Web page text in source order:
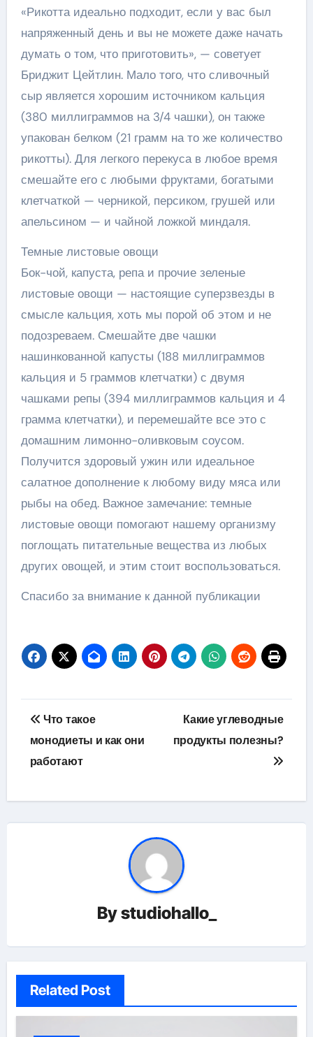
«Рикотта идеально подходит, если у вас был
напряженный день и вы не можете даже начать
думать о том, что приготовить», — советует
Бриджит Цейтлин. Мало того, что сливочный
сыр является хорошим источником кальция
(380 миллиграммов на 3/4 чашки), он также
упакован белком (21 грамм на то же количество
рикотты). Для легкого перекуса в любое время
смешайте его с любыми фруктами, богатыми
клетчаткой — черникой, персиком, грушей или
апельсином — и чайной ложкой миндаля.
Темные листовые овощи
Бок-чой, капуста, репа и прочие зеленые
листовые овощи — настоящие суперзвезды в
смысле кальция, хоть мы порой об этом и не
подозреваем. Смешайте две чашки
нашинкованной капусты (188 миллиграммов
кальция и 5 граммов клетчатки) с двумя
чашками репы (394 миллиграммов кальция и 4
грамма клетчатки), и перемешайте все это с
домашним лимонно-оливковым соусом.
Получится здоровый ужин или идеальное
салатное дополнение к любому виду мяса или
рыбы на обед. Важное замечание: темные
листовые овощи помогают нашему организму
поглощать питательные вещества из любых
других овощей, и этим стоит воспользоваться.
Спасибо за внимание к данной публикации
Навигация
по
записям
Что такое
монодиеты и как они
работают
Какие углеводные
продукты полезны?
Bystudiohallo_
Related Post